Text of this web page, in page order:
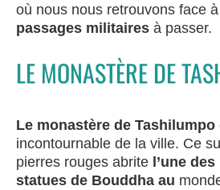
où nous nous retrouvons face à
passages militaires à passer.
LE MONASTÈRE DE
Le monastère de Tashilumpo
incontournable de la ville. Ce
pierres rouges abrite l’une
statues de Bouddha au